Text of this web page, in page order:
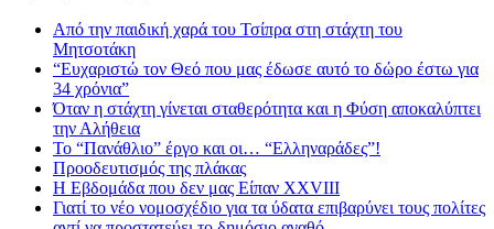
Από την παιδική χαρά του Τσίπρα στη στάχτη του
Μητσοτάκη
“Ευχαριστώ τον Θεό που μας έδωσε αυτό το δώρο έστω για
34 χρόνια”
Όταν η στάχτη γίνεται σταθερότητα και η Φύση αποκαλύπτει
την Αλήθεια
Το “Πανάθλιο” έργο και οι… “Ελληναράδες”!
Προοδευτισμός της πλάκας
Η Εβδομάδα που δεν μας Είπαν XXVIII
Γιατί το νέο νομοσχέδιο για τα ύδατα επιβαρύνει τους πολίτες